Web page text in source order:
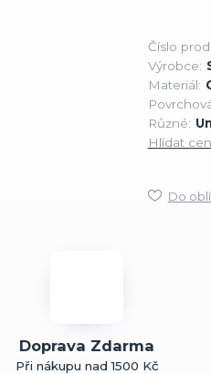
Číslo
Výrobce:
Materiál:
Různé:
Hlídat
Do
Doprava Zdarma
Při nákupu nad 1500 Kč